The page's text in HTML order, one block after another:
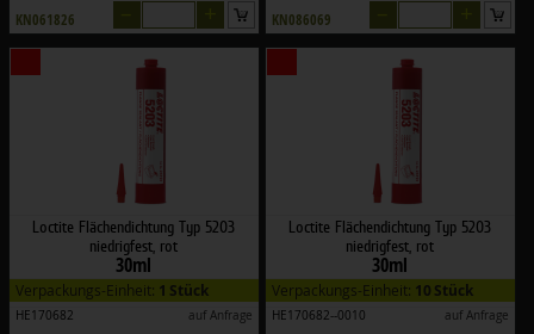
KN061826 KN086069
Loctite Flächendichtung Typ 5203
niedrigfest, rot
30ml
Verpackungs-Einheit: 1 Stück
HE170682 auf Anfrage
Loctite Flächendichtung Typ 5203
niedrigfest, rot
30ml
Verpackungs-Einheit: 10 Stück
HE170682--0010 auf Anfrage